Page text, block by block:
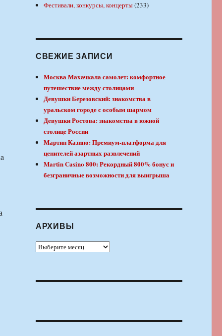
Фестивали, конкурсы, концерты(233)
СВЕЖИЕ ЗАПИСИ
Москва Махачкала самолет: комфортное
путешествие между столицами
Девушки Березовский: знакомства в
уральском городе с особым шармом
Девушки Ростова: знакомства в южной
столице России
Мартин Казино: Премиум-платформа для
ценителей азартных развлечений
Martin Casino 800: Рекордный 800% бонус и
безграничные возможности для выигрыша
АРХИВЫ
Архивы